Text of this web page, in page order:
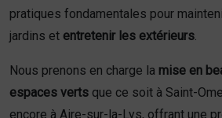
pratiques fondamentales pour
jardins et entretenir les extérieurs
Nous prenons en charge la mise en
espaces verts que ce soit à Saint-
encore à Aire-sur-la-Lys, offrant une